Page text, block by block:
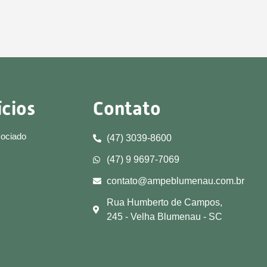
Contato
(47) 3039-8600
(47) 9 9697-7069
contato@ampeblumenau.com.br
Rua Humberto de Campos,
245 - Velha Blumenau - SC